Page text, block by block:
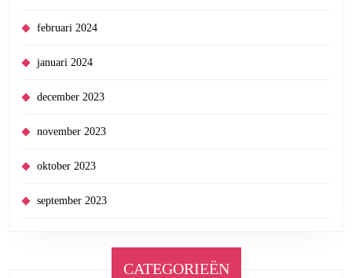
februari 2024
januari 2024
december 2023
november 2023
oktober 2023
september 2023
CATEGORIEËN